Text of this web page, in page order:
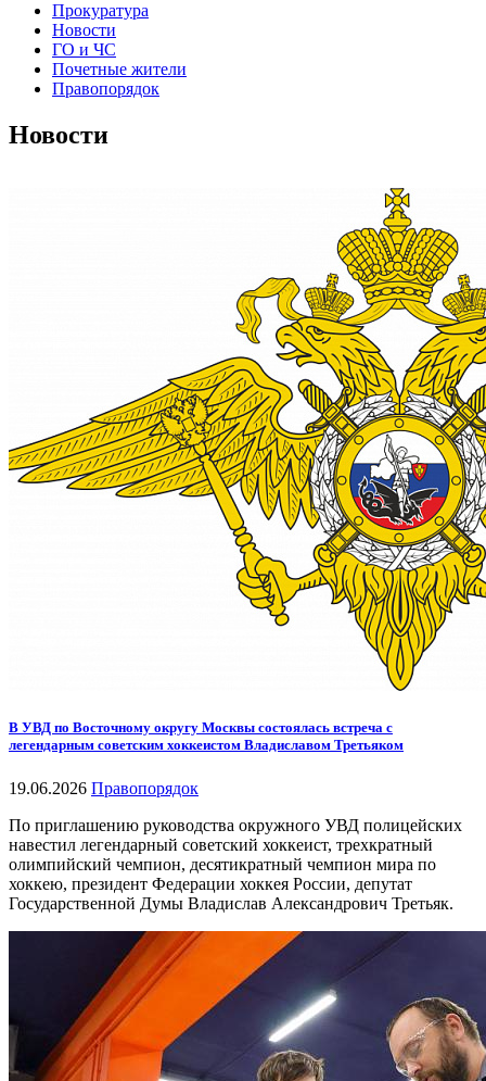
Прокуратура
Новости
ГО и ЧС
Почетные жители
Правопорядок
Новости
В УВД по Восточному округу Москвы состоялась встреча с
легендарным советским хоккеистом Владиславом Третьяком
19.06.2026 Правопорядок
По приглашению руководства окружного УВД полицейских
навестил легендарный советский хоккеист, трехкратный
олимпийский чемпион, десятикратный чемпион мира по
хоккею, президент Федерации хоккея России, депутат
Государственной Думы Владислав Александрович Третьяк.